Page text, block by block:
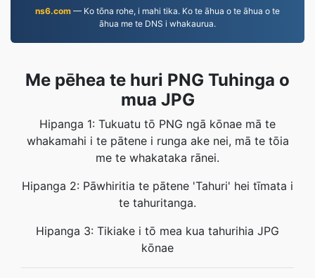
ns6.com — Ko tōna rohe, i mahi tika. Ko te āhua o te āhua o te
āhua me te DNS i whakaurua.
Me pēhea te huri PNG Tuhinga o
mua JPG
Hipanga 1: Tukuatu tō PNG ngā kōnae mā te
whakamahi i te pātene i runga ake nei, mā te tōia
me te whakataka rānei.
Hipanga 2: Pāwhiritia te pātene 'Tahuri' hei tīmata i
te tahuritanga.
Hipanga 3: Tikiake i tō mea kua tahurihia JPG
kōnae